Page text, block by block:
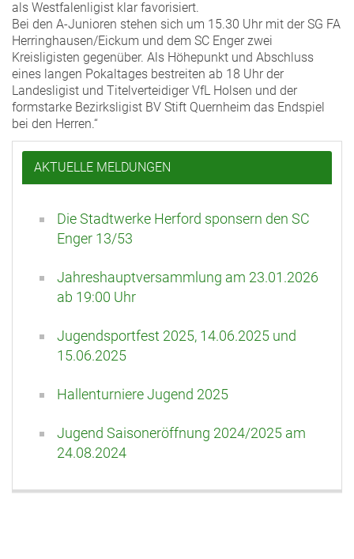
als Westfalenligist klar favorisiert.
Bei den A-Junioren stehen sich um 15.30 Uhr mit der SG FA
Herringhausen/Eickum und dem SC Enger zwei
Kreisligisten gegenüber. Als Höhepunkt und Abschluss
eines langen Pokaltages bestreiten ab 18 Uhr der
Landesligist und Titelverteidiger VfL Holsen und der
formstarke Bezirksligist BV Stift Quernheim das Endspiel
bei den Herren.“
AKTUELLE MELDUNGEN
Die Stadtwerke Herford sponsern den SC
Enger 13/53
Jahreshauptversammlung am 23.01.2026
ab 19:00 Uhr
Jugendsportfest 2025, 14.06.2025 und
15.06.2025
Hallenturniere Jugend 2025
Jugend Saisoneröffnung 2024/2025 am
24.08.2024